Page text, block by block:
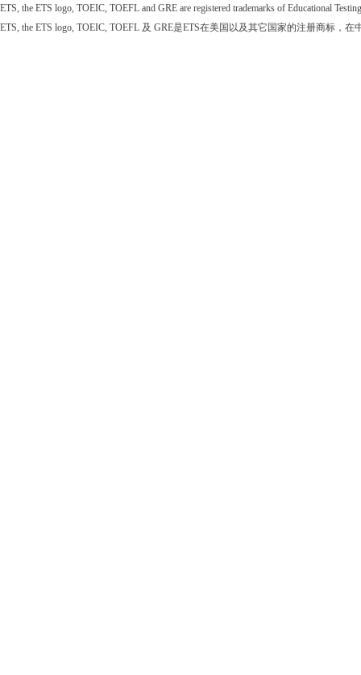
ETS, the ETS logo, TOEIC, TOEFL and GRE are registered trademarks of Educational
ETS, the ETS logo, TOEIC, TOEFL 及 GRE是ETS在美国以及其它国家的注册商标，